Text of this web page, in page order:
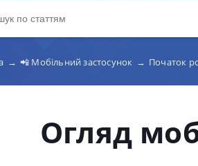
→ 📲 Мобільний застосунок → Початок
Огляд